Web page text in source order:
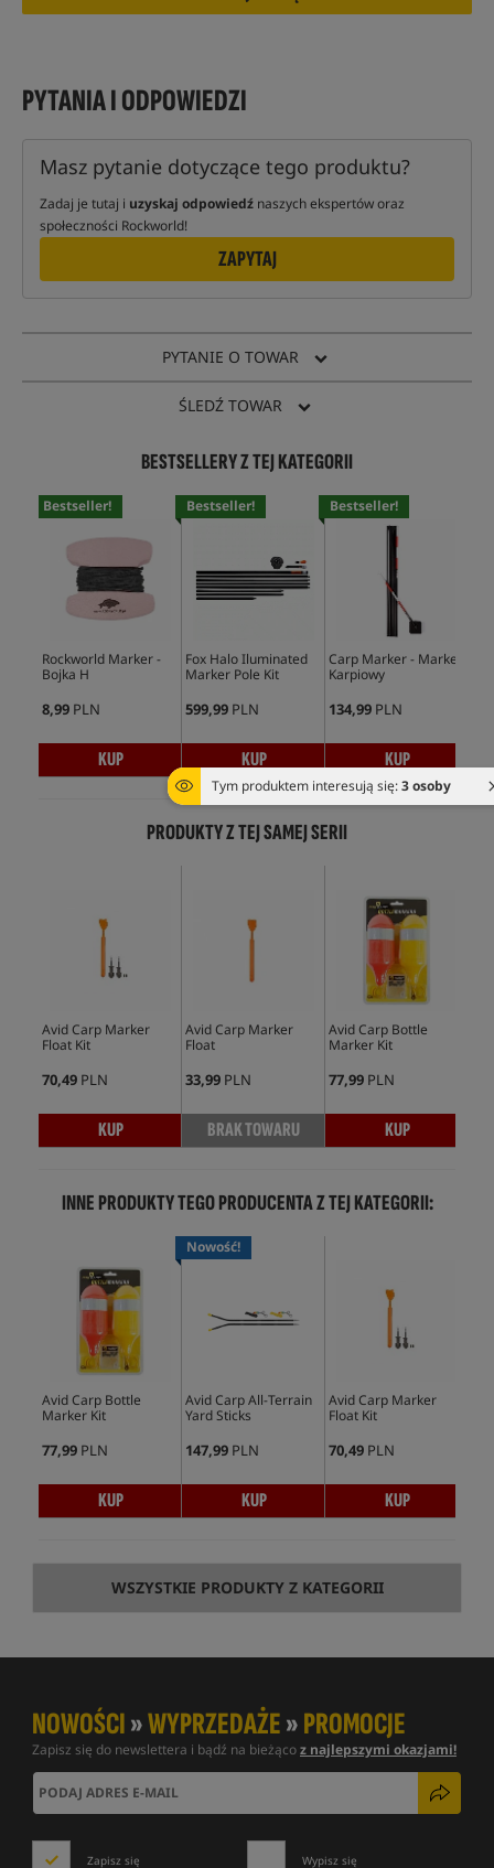
Tym produktem interesują się:3 osoby
PYTANIA I ODPOWIEDZI
Masz pytanie dotyczące tego produktu?
Zadaj je tutaj i uzyskaj odpowiedź naszych ekspertów oraz
społeczności Rockworld!
ZAPYTAJ
PYTANIE O TOWAR
ŚLEDŹ TOWAR
BESTSELLERY Z TEJ KATEGORII
Bestseller!
Rockworld Marker -
Bojka H
8,99 PLN
KUP
Bestseller!
Fox Halo Iluminated
Marker Pole Kit
599,99 PLN
KUP
Bestseller!
Carp Marker - Marker
Karpiowy
134,99 PLN
KUP
PRODUKTY Z TEJ SAMEJ SERII
Avid Carp Marker
Float Kit
70,49 PLN
KUP
Avid Carp Marker
Float
33,99 PLN
BRAK TOWARU
Avid Carp Bottle
Marker Kit
77,99 PLN
KUP
INNE PRODUKTY TEGO PRODUCENTA Z TEJ KATEGORII:
Avid Carp Bottle
Marker Kit
77,99 PLN
KUP
Nowość!
Avid Carp All-Terrain
Yard Sticks
147,99 PLN
KUP
Avid Carp Marker
Float Kit
70,49 PLN
KUP
WSZYSTKIE PRODUKTY Z KATEGORII
NOWOŚCI»WYPRZEDAŻE»PROMOCJE
Zapisz się do newslettera i bądź na bieżącoz najlepszymi okazjami!
Zapisz się Wypisz się